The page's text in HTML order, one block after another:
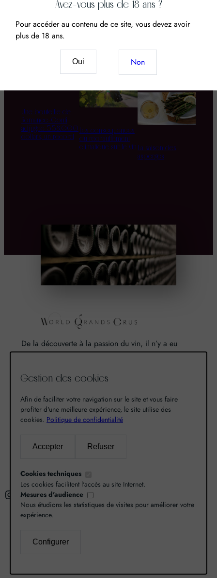
Domaine d’Aupilhac
Une bouteille de
Romanée-Conti
adjugée 558.000
dollars, un record
Vin & CBD : Le
terroir
Les conséquences
du réchauffement
climatique sur le vin
Champenoise :
Déguster les Bulles
au Fil du Jour
La saison des
asperges
De la découverte à la passion du vin, il n’y a eu
qu’un pas. Un pas que nous avons franchi en faisant
là est né World Grands Crus avec pour mission de
nos terroirs.
Recherche
c
Instagram X
L’abus d’alcool est dangereux pour la santé,
Avez-vous plus de 18 ans ?
Pour accéder au contenu de ce site, vous devez avoir
plus de 18 ans.
Oui Non
Gestion des cookies
Afin de faciliter votre navigation sur le site et vous faire
profiter d'une meilleure expérience, le site utilise des
cookies. Politique de confidentialité
Accepter Refuser
Cookies techniques
Les cookies facilitent l'accès au site Internet.
Mesures d'audience
Nous étudions les statistiques de visites pour améliorer votre
expérience.
Configurer